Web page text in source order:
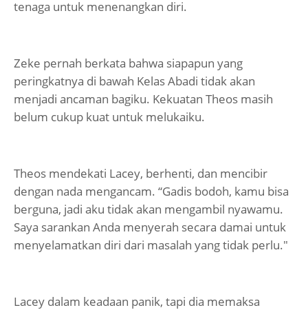
tenaga untuk menenangkan diri.
Zeke pernah berkata bahwa siapapun yang
peringkatnya di bawah Kelas Abadi tidak akan
menjadi ancaman bagiku. Kekuatan Theos masih
belum cukup kuat untuk melukaiku.
Theos mendekati Lacey, berhenti, dan mencibir
dengan nada mengancam. “Gadis bodoh, kamu bisa
berguna, jadi aku tidak akan mengambil nyawamu.
Saya sarankan Anda menyerah secara damai untuk
menyelamatkan diri dari masalah yang tidak perlu."
Lacey dalam keadaan panik, tapi dia memaksa